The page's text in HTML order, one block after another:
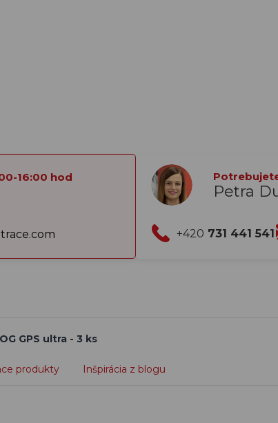
16:00 hod
Petra
+420 731 441 541
GPS ultra - 3 ks
produkty Inšpirácia z blogu